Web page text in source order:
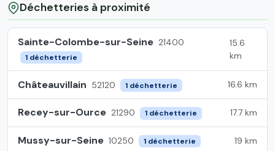
Déchetteries à proximité
Sainte-Colombe-sur-Seine 21400
1 déchetterie
15.6
km
Châteauvillain 52120 1 déchetterie 16.6 km
Recey-sur-Ource 21290 1 déchetterie 17.7 km
Mussy-sur-Seine 10250 1 déchetterie 19 km